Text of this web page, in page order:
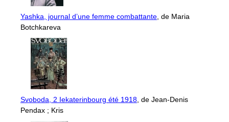
Yashka, journal d’une femme combattante , de Maria
Botchkareva
Svoboda, 2 Iekaterinbourg été 1918 , de Jean-Denis
Pendax ; Kris